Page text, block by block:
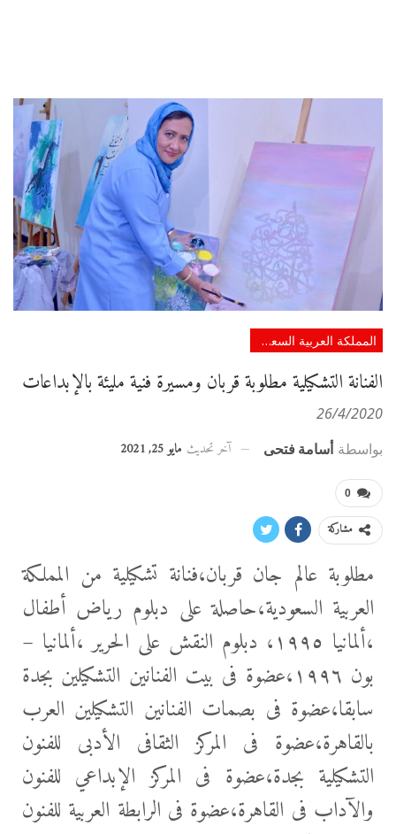
المملكة العربية السعودية
الفنانة التشكيلية مطلوبة قربان ومسيرة فنية مليئة بالإبداعات
26/4/2020
بواسطة أسامة فتحى آخر تحديث مايو 25, 2021
0
مشاركة
مطلوبة عالم جان قربان،فنانة تشكيلية من المملكة
العربية السعودية،حاصلة على دبلوم رياض أطفال
،ألمانيا ١٩٩٥، دبلوم النقش على الحرير ،ألمانيا –
بون ١٩٩٦،عضوة فى بيت الفنانين التشكيلين بجدة
سابقا،عضوة فى بصمات الفنانين التشكيلين العرب
بالقاهرة،عضوة فى المركز الثقافى الأدبى للفنون
التشكيلية بجدة،عضوة فى المركز الإبداعي للفنون
والآداب فى القاهرة،عضوة فى الرابطة العربية للفنون